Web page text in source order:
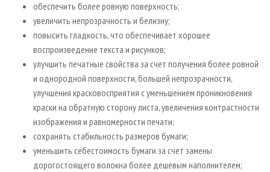
обеспечить более ровную поверхность;
увеличить непрозрачность и белизну;
повысить гладкость, что обеспечивает хорошее
воспроизведение текста и рисунков;
улучшить печатные свойства за счет получения более ровной
и однородной поверхности, большей непрозрачности,
улучшения красковосприятия с уменьшением проникновения
краски на обратную сторону листа, увеличения контрастности
изображения и равномерности печати;
сохранять стабильность размеров бумаги;
уменьшить себестоимость бумаги за счет замены
дорогостоящего волокна более дешевым наполнителем;